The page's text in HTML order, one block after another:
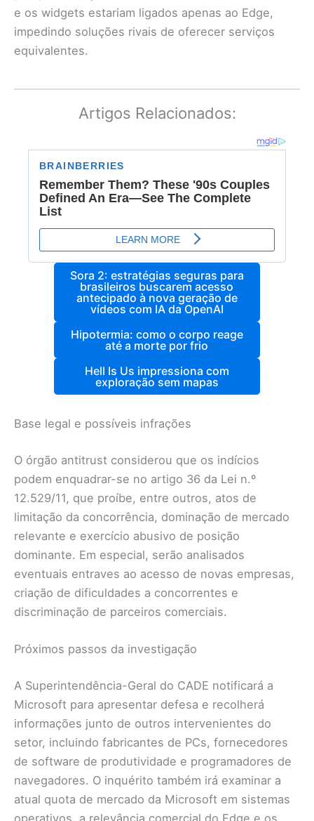
e os widgets estariam ligados apenas ao Edge,
impedindo soluções rivais de oferecer serviços
equivalentes.
Artigos Relacionados:
Sora 2: estratégias seguras para
brasileiros buscarem acesso
antecipado à nova geração de
vídeos com IA da OpenAI
Hipotermia: como o corpo reage
até a morte por frio
Hell Is Us impressiona com
exploração sem mapas
Base legal e possíveis infrações
O órgão antitrust considerou que os indícios
podem enquadrar-se no artigo 36 da Lei n.º
12.529/11, que proíbe, entre outros, atos de
limitação da concorrência, dominação de mercado
relevante e exercício abusivo de posição
dominante. Em especial, serão analisados
eventuais entraves ao acesso de novas empresas,
criação de dificuldades a concorrentes e
discriminação de parceiros comerciais.
Próximos passos da investigação
A Superintendência-Geral do CADE notificará a
Microsoft para apresentar defesa e recolherá
informações junto de outros intervenientes do
setor, incluindo fabricantes de PCs, fornecedores
de software de produtividade e programadores de
navegadores. O inquérito também irá examinar a
atual quota de mercado da Microsoft em sistemas
operativos, a relevância comercial do Edge e os